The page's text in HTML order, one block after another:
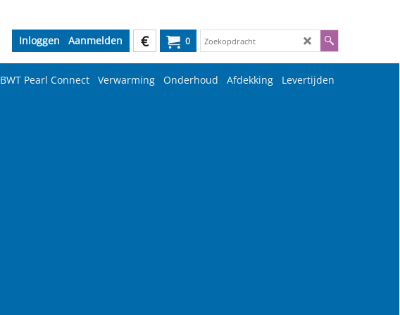
0
€
Inloggen Aanmelden
BWT Pearl Connect Verwarming Onderhoud Afdekking Levertijden